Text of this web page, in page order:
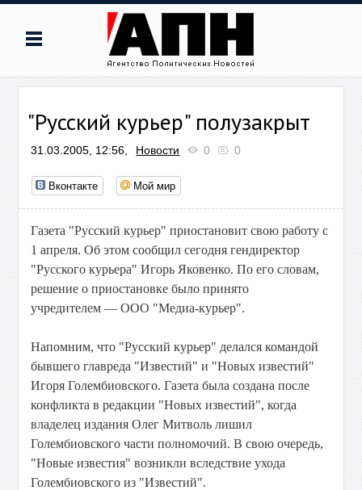
"Русский курьер" полузакрыт
31.03.2005, 12:56, Новости 0 0
Вконтакте Мой мир
Газета "Русский курьер" приостановит свою работу с
1 апреля. Об этом сообщил сегодня гендиректор
"Русского курьера" Игорь Яковенко. По его словам,
решение о приостановке было принято
учредителем — ООО "Медиа-курьер".
Напомним, что "Русский курьер" делался командой
бывшего главреда "Известий" и "Новых известий"
Игоря Голембиовского. Газета была создана после
конфликта в редакции "Новых известий", когда
владелец издания Олег Митволь лишил
Голембиовского части полномочий. В свою очередь,
"Новые известия" возникли вследствие ухода
Голембиовского из "Известий".